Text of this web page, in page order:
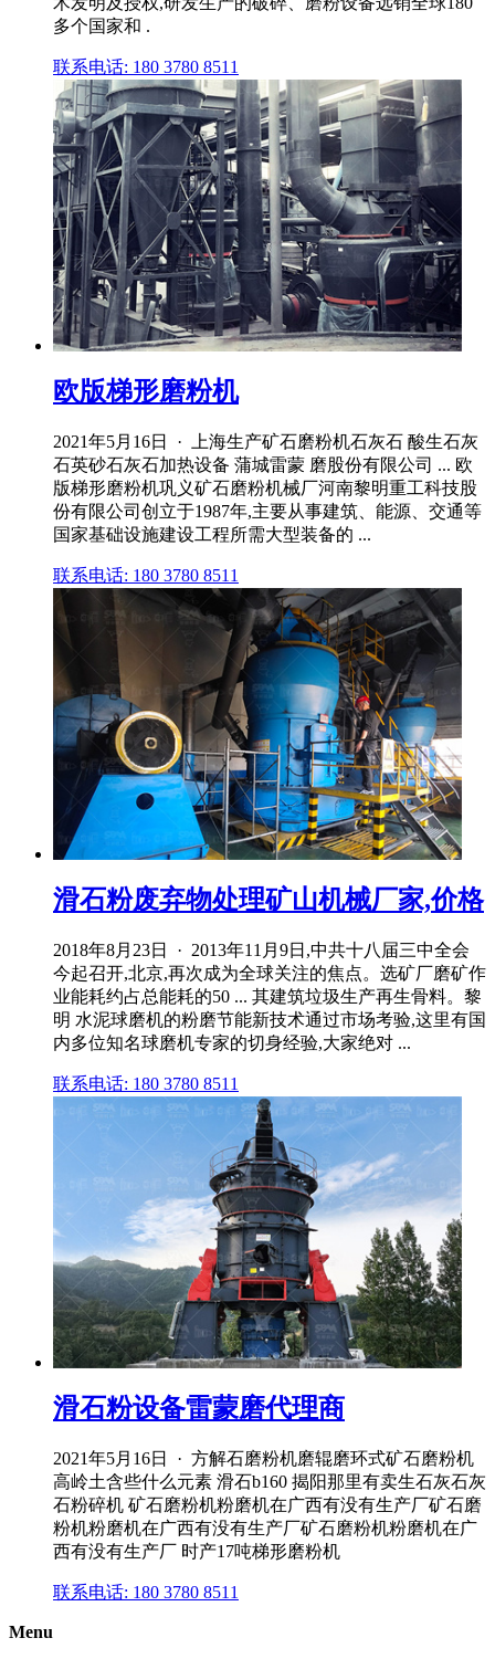
多个国家和 .
联系电话: 180 3780 8511
欧版梯形磨粉机
2021年5月16日 · 上海生产矿石磨粉机石灰石 酸生石灰
石英砂石灰石加热设备 蒲城雷蒙 磨股份有限公司 ... 欧
版梯形磨粉机巩义矿石磨粉机械厂河南黎明重工科技股
份有限公司创立于1987年,主要从事建筑、能源、交通等
国家基础设施建设工程所需大型装备的 ...
联系电话: 180 3780 8511
滑石粉废弃物处理矿山机械厂家,价格
2018年8月23日 · 2013年11月9日,中共十八届三中全会
今起召开,北京,再次成为全球关注的焦点。选矿厂磨矿作
业能耗约占总能耗的50 ... 其建筑垃圾生产再生骨料。黎
明 水泥球磨机的粉磨节能新技术通过市场考验,这里有国
内多位知名球磨机专家的切身经验,大家绝对 ...
联系电话: 180 3780 8511
滑石粉设备雷蒙磨代理商
2021年5月16日 · 方解石磨粉机磨辊磨环式矿石磨粉机
高岭土含些什么元素 滑石b160 揭阳那里有卖生石灰石灰
石粉碎机 矿石磨粉机粉磨机在广西有没有生产厂矿石磨
粉机粉磨机在广西有没有生产厂矿石磨粉机粉磨机在广
西有没有生产厂 时产17吨梯形磨粉机
联系电话: 180 3780 8511
Menu